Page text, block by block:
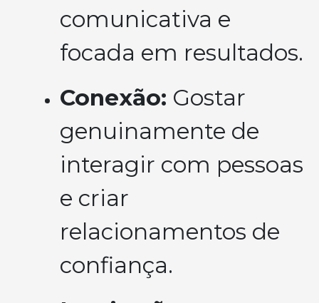
comunicativa e
focada em resultados.
Conexão: Gostar
genuinamente de
interagir com pessoas
e criar
relacionamentos de
confiança.